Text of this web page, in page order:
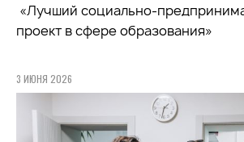
«Лучший социально-
проект в сфере образования»
3 ИЮНЯ 2026